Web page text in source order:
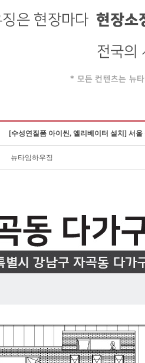
[수성연질폼 아이씬, 엘리베이터 설치] 서
뉴타임하우징